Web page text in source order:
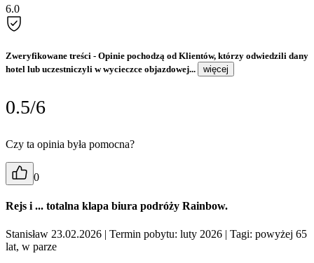
6.0
Zweryfikowane treści - Opinie pochodzą od Klientów, którzy odwiedzili dany
hotel lub uczestniczyli w wycieczce objazdowej...
więcej
0.5/6
Czy ta opinia była pomocna?
0
Rejs i ... totalna klapa biura podróży Rainbow.
Stanisław 23.02.2026 | Termin pobytu: luty 2026 | Tagi: powyżej 65
lat, w parze